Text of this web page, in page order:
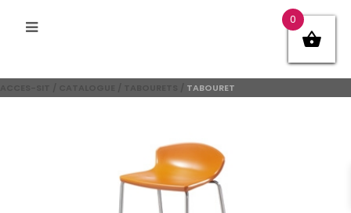
TABOURET
0